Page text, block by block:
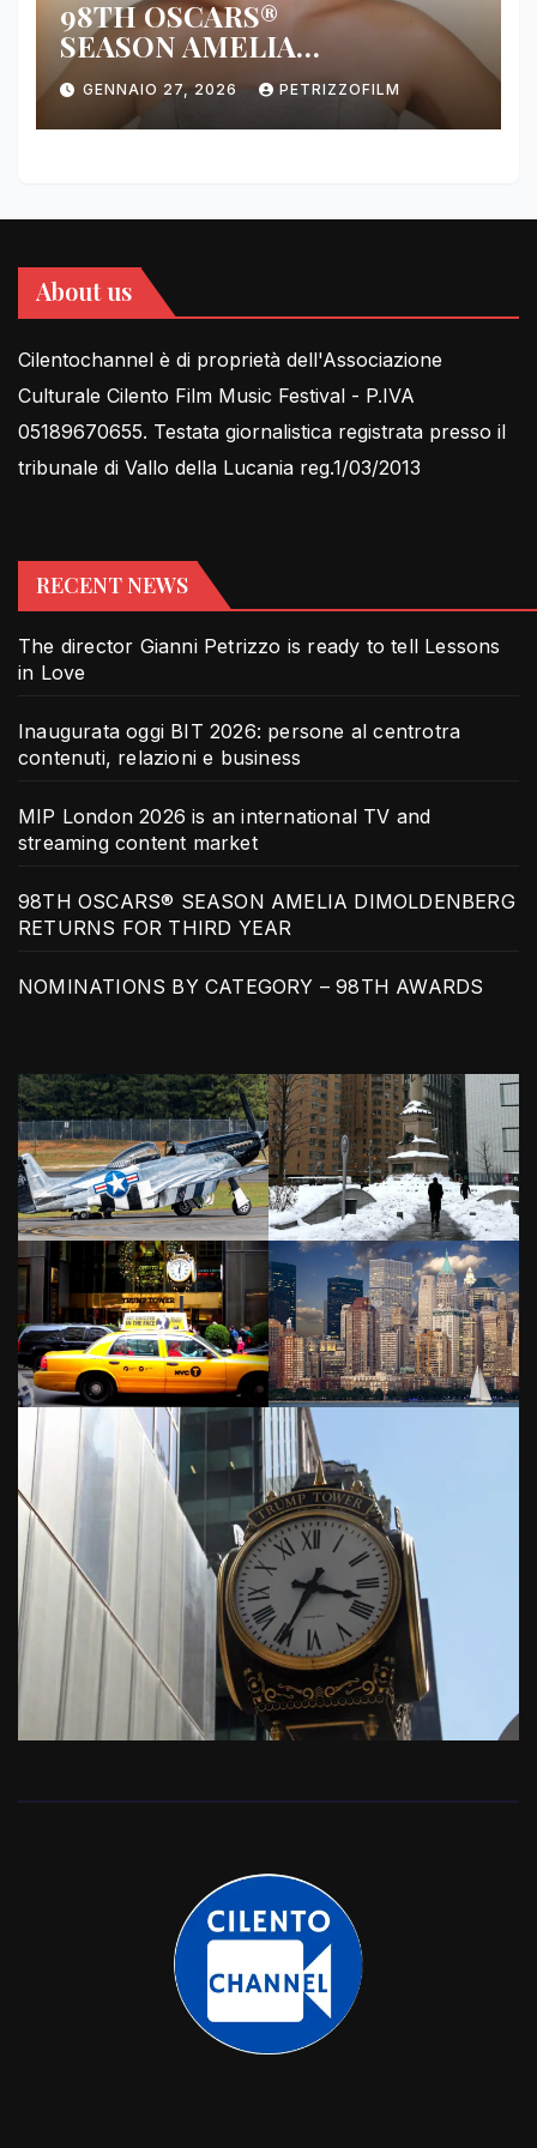
98TH OSCARS®
SEASON AMELIA
DIMOLDENBERG RETURNS
FOR THIRD YEAR
GENNAIO 27, 2026 PETRIZZOFILM
About us
Cilentochannel è di proprietà dell'Associazione
Culturale Cilento Film Music Festival - P.IVA
05189670655. Testata giornalistica registrata presso il
tribunale di Vallo della Lucania reg.1/03/2013
RECENT NEWS
The director Gianni Petrizzo is ready to tell Lessons
in Love
Inaugurata oggi BIT 2026: persone al centrotra
contenuti, relazioni e business
MIP London 2026 is an international TV and
streaming content market
98TH OSCARS® SEASON AMELIA DIMOLDENBERG
RETURNS FOR THIRD YEAR
NOMINATIONS BY CATEGORY – 98TH AWARDS